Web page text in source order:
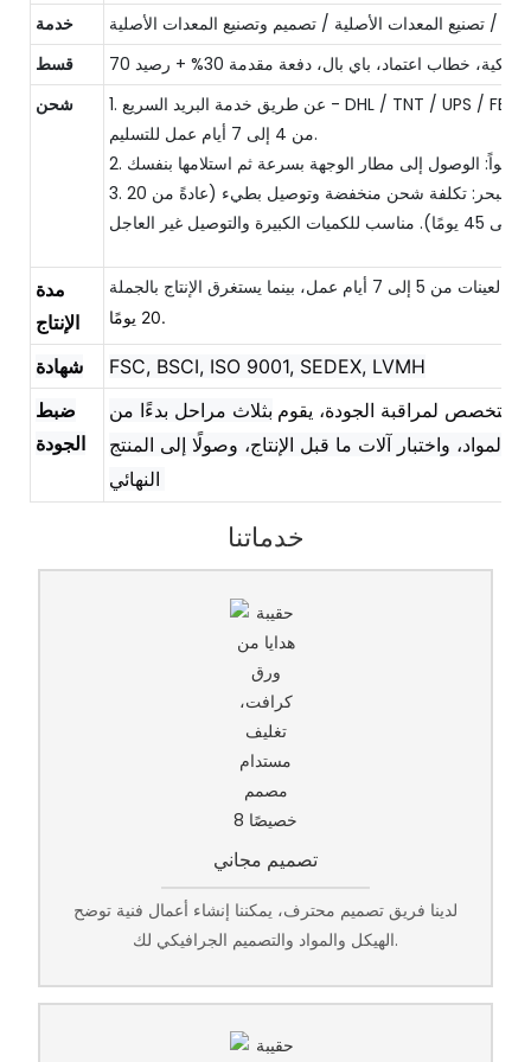
خدمة
/ تصنيع المعدات الأصلية / تصميم وتصنيع المعدات الأصلية
قسط
شحن
1. عن طريق خدمة البريد السريع - DHL / TNT / UPS / FEDEX / EMS،
من 4 إلى 7 أيام عمل للتسليم.
3. عن طريق البحر: تكلفة شحن منخفضة وتوصيل بطيء (عادةً من 20
مدة
الإنتاج
عمل، بينما يستغرق الإنتاج بالجملة
20 يومًا.
شهادة
FSC, BSCI, ISO 9001, SEDEX, LVMH
ضبط
الجودة
متخصص لمراقبة الجودة، يقوم بثلاث مراحل بدءًا من
المواد، واختبار آلات ما قبل الإنتاج، وصولًا إلى المنتج
خدماتنا
تصميم مجاني
لدينا فريق تصميم محترف، يمكننا إنشاء أعمال فنية توضح
الهيكل والمواد والتصميم الجرافيكي لك.